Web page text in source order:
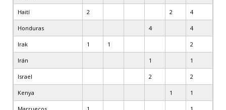
Haití 2 2 4
Honduras 4 4
Irak 1 1 2
Irán 1 1
Israel 2 2
Kenya 1 1